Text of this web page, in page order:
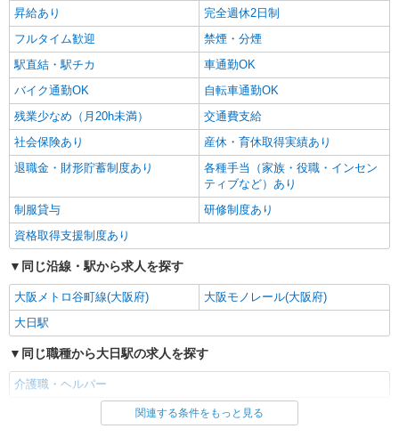
昇給あり
完全週休2日制
フルタイム歓迎
禁煙・分煙
駅直結・駅チカ
車通勤OK
バイク通勤OK
自転車通勤OK
残業少なめ（月20h未満）
交通費支給
社会保険あり
産休・育休取得実績あり
退職金・財形貯蓄制度あり
各種手当（家族・役職・インセン
ティブなど）あり
制服貸与
研修制度あり
資格取得支援制度あり
同じ沿線・駅から求人を探す
大阪メトロ谷町線(大阪府)
大阪モノレール(大阪府)
大日駅
同じ職種から大日駅の求人を探す
介護職・ヘルパー
同じ雇用形態から大日駅の求人を探す
関連する条件をもっと見る